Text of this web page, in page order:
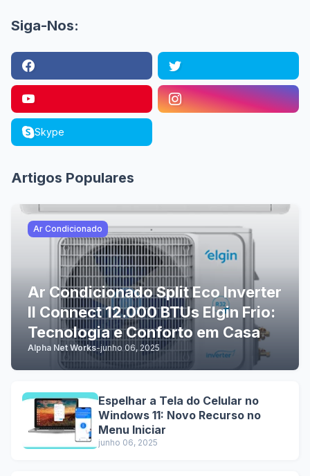
Siga-Nos:
Skype
Artigos Populares
Ar Condicionado
Ar Condicionado Split Eco Inverter
II Connect 12.000 BTUs Elgin Frio:
Tecnologia e Conforto em Casa
Alpha Net Works-junho 06, 2025
Espelhar a Tela do Celular no
Windows 11: Novo Recurso no
Menu Iniciar
junho 06, 2025